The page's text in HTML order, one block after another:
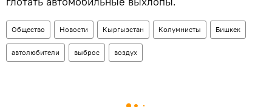
Общество Новости Кыргызстан Колумнисты Бишкек
автолюбители выброс воздух